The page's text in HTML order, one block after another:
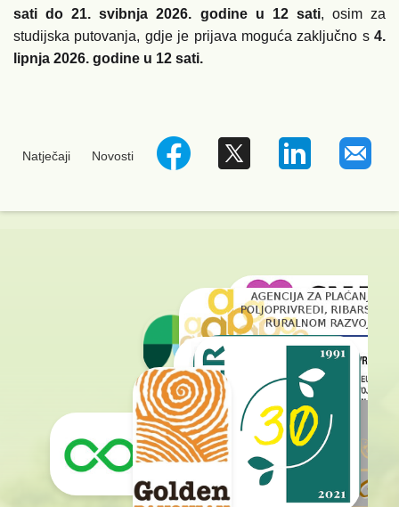
sati do 21. svibnja 2026. godine u 12 sati, osim za
studijska putovanja, gdje je prijava moguća zaključno s 4.
lipnja 2026. godine u 12 sati.
Natječaji Novosti